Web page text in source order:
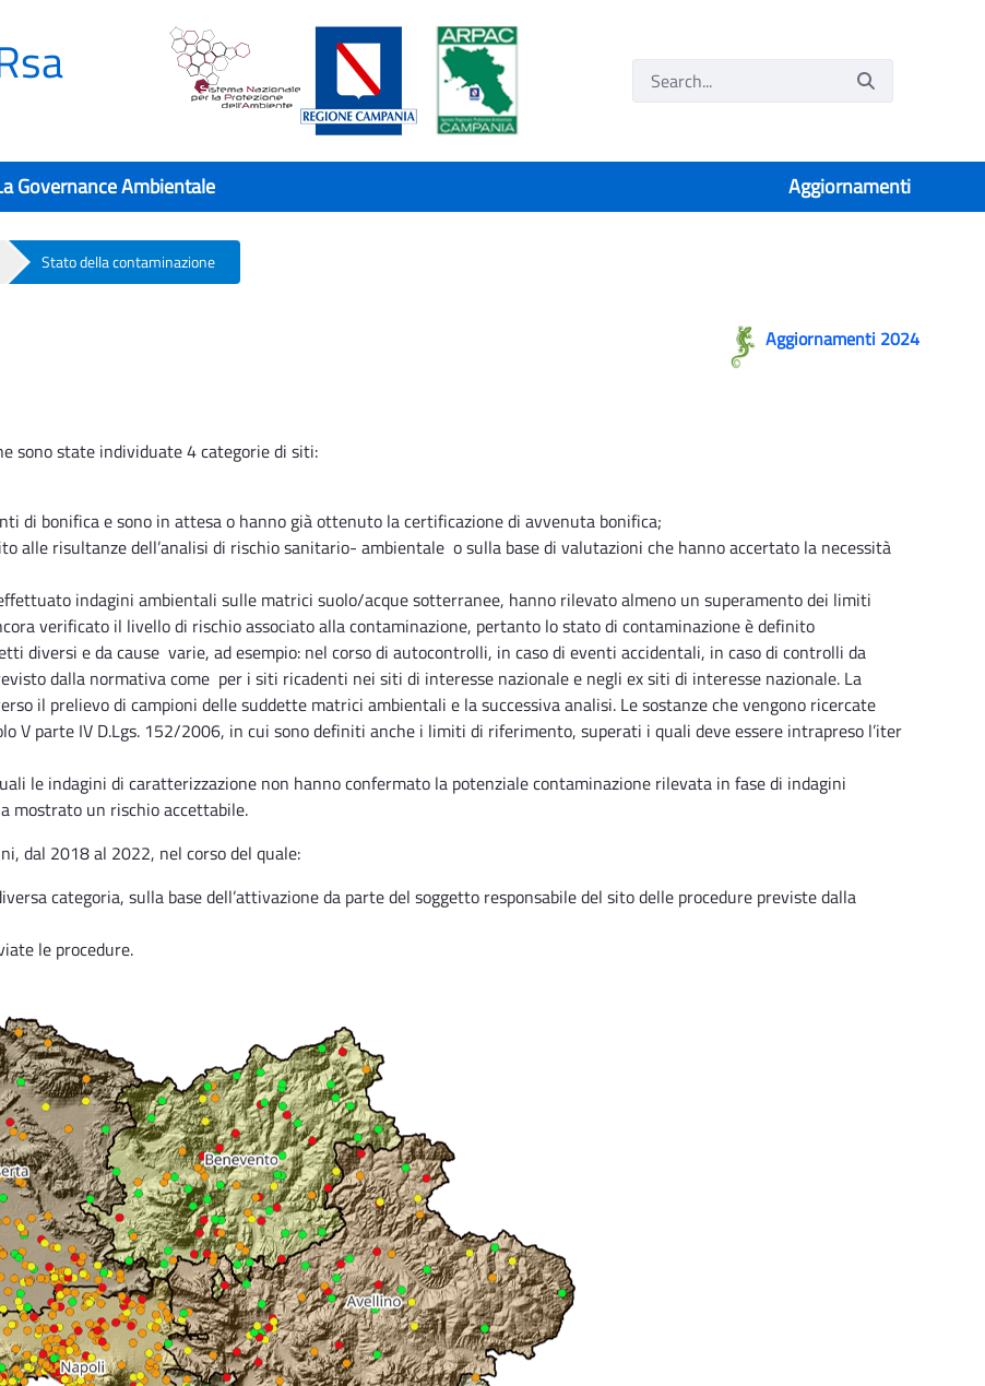
Governance Ambientale Aggiornamenti
Stato della contaminazione
Aggiornamenti 2024
sono state individuate 4 categorie di siti:
di bonifica e sono in attesa o hanno già ottenuto la certificazione di avvenuta bonifica;
risultanze dell’analisi di rischio sanitario- ambientale o sulla base di valutazioni che hanno accertato la necessità
indagini ambientali sulle matrici suolo/acque sotterranee, hanno rilevato almeno un superamento dei limiti
verificato il livello di rischio associato alla contaminazione, pertanto lo stato di contaminazione è definito
diversi e da cause varie, ad esempio: nel corso di autocontrolli, in caso di eventi accidentali, in caso di controlli da
dalla normativa come per i siti ricadenti nei siti di interesse nazionale e negli ex siti di interesse nazionale. La
il prelievo di campioni delle suddette matrici ambientali e la successiva analisi. Le sostanze che vengono ricercate
V parte IV D.Lgs. 152/2006, in cui sono definiti anche i limiti di riferimento, superati i quali deve essere intrapreso l’iter
le indagini di caratterizzazione non hanno confermato la potenziale contaminazione rilevata in fase di indagini
mostrato un rischio accettabile.
dal 2018 al 2022, nel corso del quale:
categoria, sulla base dell’attivazione da parte del soggetto responsabile del sito delle procedure previste dalla
le procedure.